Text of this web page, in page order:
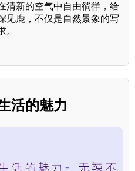
清新的空气中自由徜徉，给
见鹿，不仅是自然景象的写
。
活的魅力